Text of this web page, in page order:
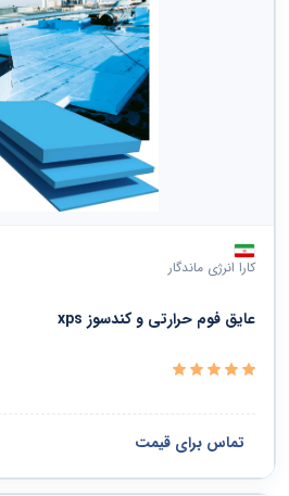
کارا انرژی ماندگار
عایق فوم حرارتی و کندسوز xps
تماس برای قیمت